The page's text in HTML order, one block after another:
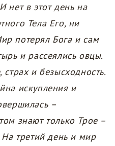
нет в этот день на
Тела Его, ни
потерял Бога и сам
и рассеялись овцы.
и безысходность.
искупления и
–
знают только Трое –
третий день и мир